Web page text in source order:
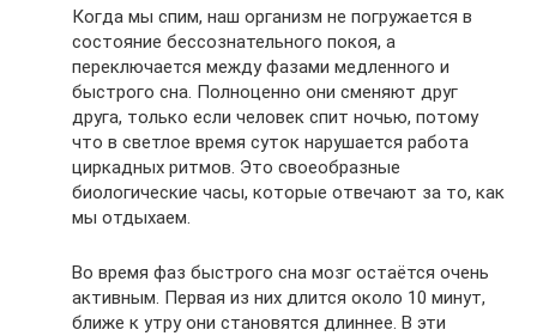
Когда мы спим, наш организм не погружается в
состояние бессознательного покоя, а
переключается между фазами медленного и
быстрого сна. Полноценно они сменяют друг
друга, только если человек спит ночью, потому
что в светлое время суток нарушается работа
циркадных ритмов. Это своеобразные
биологические часы, которые отвечают за то, как
мы отдыхаем.
Во время фаз быстрого сна мозг остаётся очень
активным. Первая из них длится около 10 минут,
ближе к утру они становятся длиннее. В эти